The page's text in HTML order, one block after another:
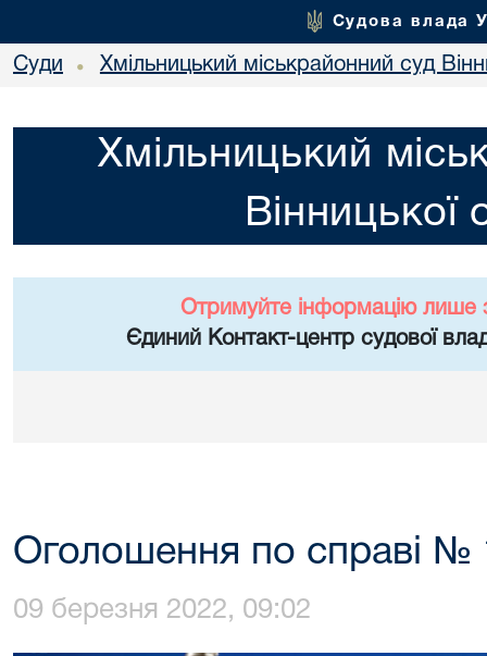
Судова влада
Суди • Хмільницький міськрайонний суд
Хмільницький
Вінницької
Отримуйте інформацію лише
Єдиний Контакт-центр судової
Оголошення по справі №
09 березня 2022, 09:02